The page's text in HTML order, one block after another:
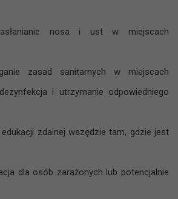
nosa i ust w miejscach
zasad sanitarnych w miejscach
i utrzymanie odpowiedniego
zdalnej wszędzie tam, gdzie jest
dla osób zarażonych lub potencjalnie